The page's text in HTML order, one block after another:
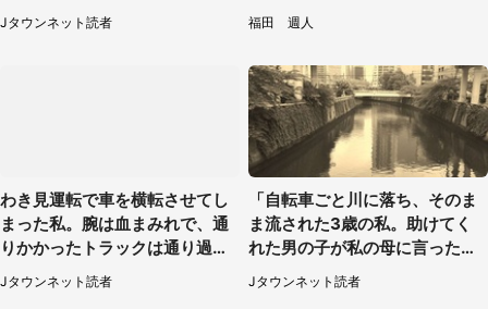
きて（千葉県・20代女性）
Jタウンネット読者
に5.3万人驚がく
福田 週人
わき見運転で車を横転させてし
まった私。腕は血まみれで、通
りかかったトラックは通り過ぎ
ていき...（福岡県・30代女性）
Jタウンネット読者
「自転車ごと川に落ち、そのま
ま流された3歳の私。助けてく
れた男の子が私の母に言ったの
は...」（千葉県・20代女性）
Jタウンネット読者